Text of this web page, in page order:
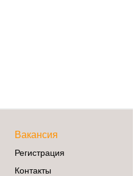
Вакансия
Регистрация
Контакты